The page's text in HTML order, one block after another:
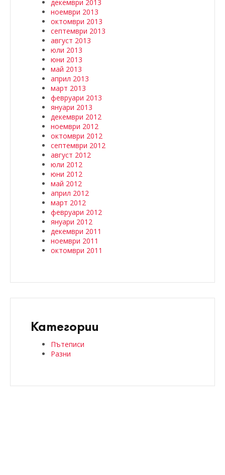
декември 2013
ноември 2013
октомври 2013
септември 2013
август 2013
юли 2013
юни 2013
май 2013
април 2013
март 2013
февруари 2013
януари 2013
декември 2012
ноември 2012
октомври 2012
септември 2012
август 2012
юли 2012
юни 2012
май 2012
април 2012
март 2012
февруари 2012
януари 2012
декември 2011
ноември 2011
октомври 2011
Категории
Пътеписи
Разни